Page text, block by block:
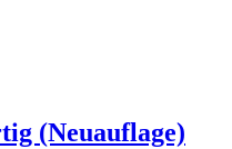
(Neuauflage)